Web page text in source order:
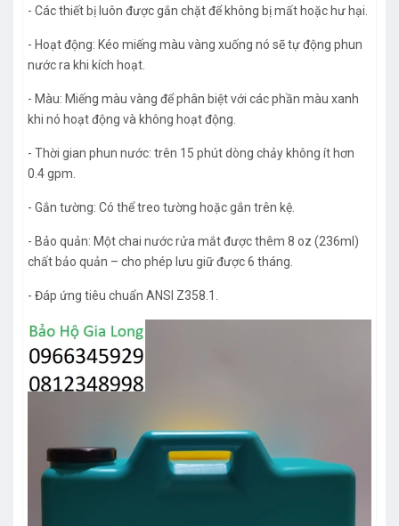
- Các thiết bị luôn được gắn chặt để không bị mất hoặc hư hại.
- Hoạt động: Kéo miếng màu vàng xuống nó sẽ tự động phun
nước ra khi kích hoạt.
- Màu: Miếng màu vàng để phân biệt với các phần màu xanh
khi nó hoạt động và không hoạt động.
- Thời gian phun nước: trên 15 phút dòng chảy không ít hơn
0.4 gpm.
- Gắn tường: Có thể treo tường hoặc gắn trên kệ.
- Bảo quản: Một chai nước rửa mắt được thêm 8 oz (236ml)
chất bảo quản – cho phép lưu giữ được 6 tháng.
- Đáp ứng tiêu chuẩn ANSI Z358.1.